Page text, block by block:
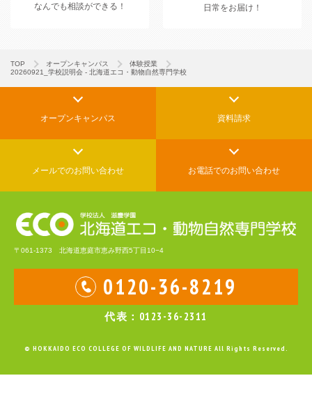
なんでも相談ができる！
日常をお届け！
TOP オープンキャンパス
体験授業
20260921_学校説明会 - 北海道エコ・動物自然専門学校
オープンキャンパス 資料請求
メールでのお問い合わせ お電話でのお問い合わせ
〒061-1373 北海道恵庭市恵み野西5丁目10−4
0120-36-8219
代表：0123-36-2311
© HOKKAIDO ECO COLLEGE OF WILDLIFE AND NATURE All Rights Reserved.